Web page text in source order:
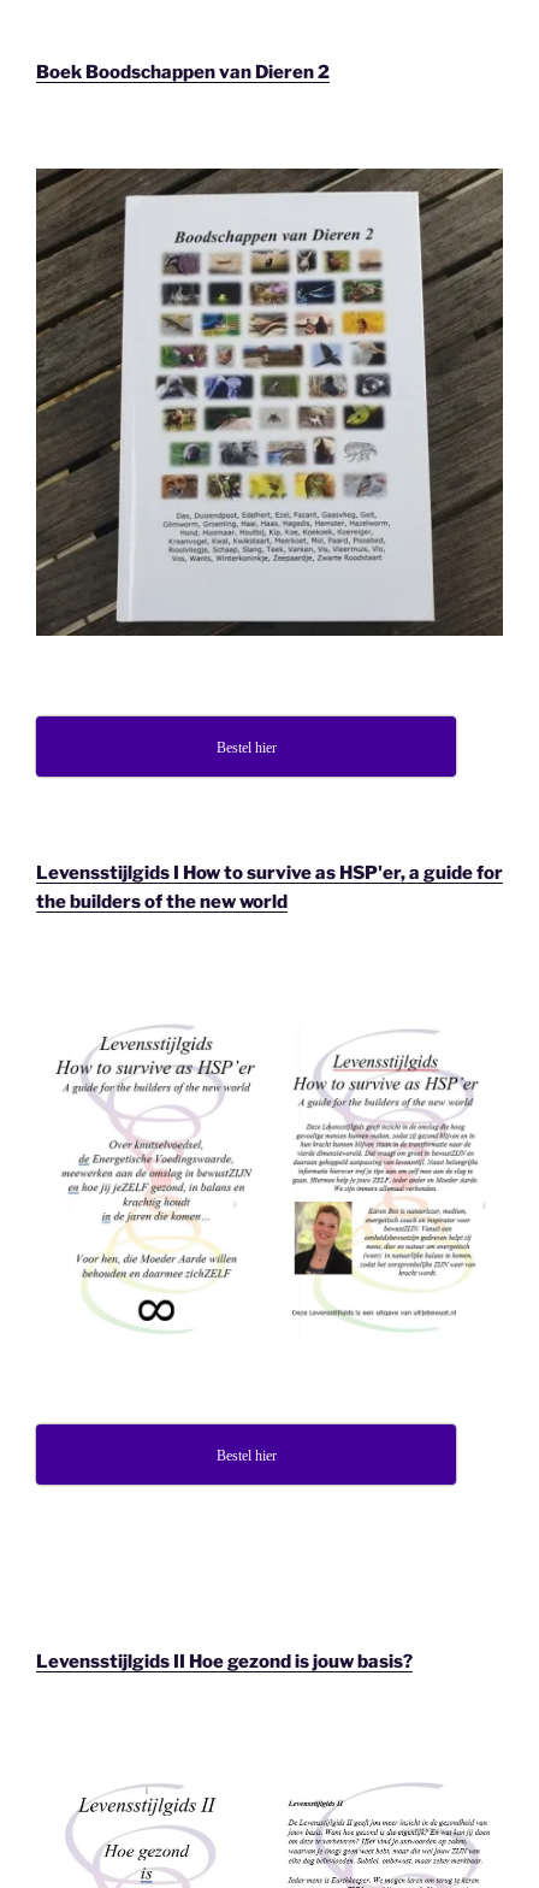
Boek Boodschappen van Dieren 2
Bestel hier
Levensstijlgids I How to survive as HSP'er, a guide for
the builders of the new world
Bestel hier
Levensstijlgids II Hoe gezond is jouw basis?